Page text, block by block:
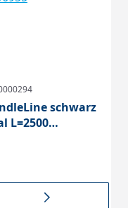
schwarz
L=2500